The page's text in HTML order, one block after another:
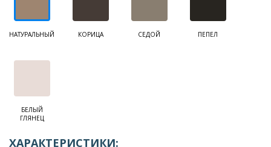
НАТУРАЛЬНЫЙ КОРИЦА СЕДОЙ ПЕПЕЛ
БЕЛЫЙ
ГЛЯНЕЦ
ХАРАКТЕРИСТИКИ: